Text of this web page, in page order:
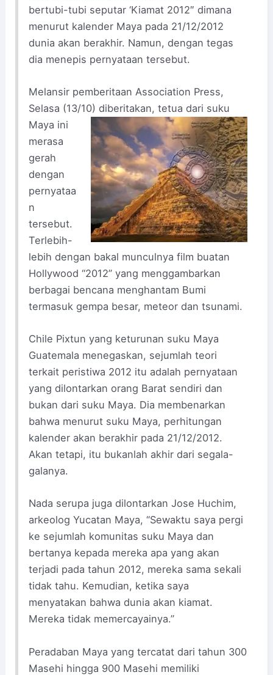
bertubi-tubi seputar ‘Kiamat 2012″ dimana
menurut kalender Maya pada 21/12/2012
dunia akan berakhir. Namun, dengan tegas
dia menepis pernyataan tersebut.
Melansir pemberitaan Association Press,
Selasa (13/10) diberitakan, tetua dari suku
Maya ini
merasa
gerah
dengan
pernyataa
n
tersebut.
Terlebih-
lebih dengan bakal munculnya film buatan
Hollywood “2012” yang menggambarkan
berbagai bencana menghantam Bumi
termasuk gempa besar, meteor dan tsunami.
Chile Pixtun yang keturunan suku Maya
Guatemala menegaskan, sejumlah teori
terkait peristiwa 2012 itu adalah pernyataan
yang dilontarkan orang Barat sendiri dan
bukan dari suku Maya. Dia membenarkan
bahwa menurut suku Maya, perhitungan
kalender akan berakhir pada 21/12/2012.
Akan tetapi, itu bukanlah akhir dari segala-
galanya.
Nada serupa juga dilontarkan Jose Huchim,
arkeolog Yucatan Maya, “Sewaktu saya pergi
ke sejumlah komunitas suku Maya dan
bertanya kepada mereka apa yang akan
terjadi pada tahun 2012, mereka sama sekali
tidak tahu. Kemudian, ketika saya
menyatakan bahwa dunia akan kiamat.
Mereka tidak memercayainya.”
Peradaban Maya yang tercatat dari tahun 300
Masehi hingga 900 Masehi memiliki